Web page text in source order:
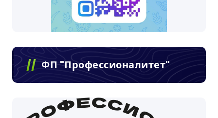
ФП "Профессионалитет"